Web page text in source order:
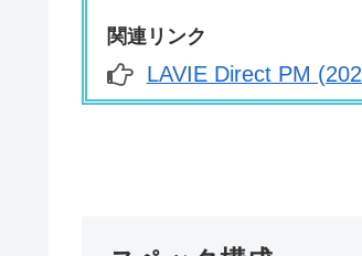
関連リンク
LAVIE Direct PM